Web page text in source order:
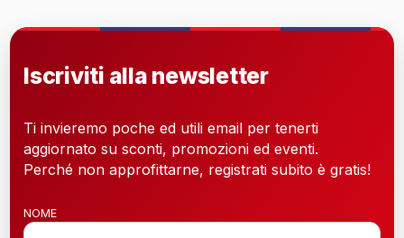
Iscriviti alla newsletter
Ti invieremo poche ed utili email per tenerti
aggiornato su sconti, promozioni ed eventi.
Perché non approfittarne, registrati subito è gratis!
NOME